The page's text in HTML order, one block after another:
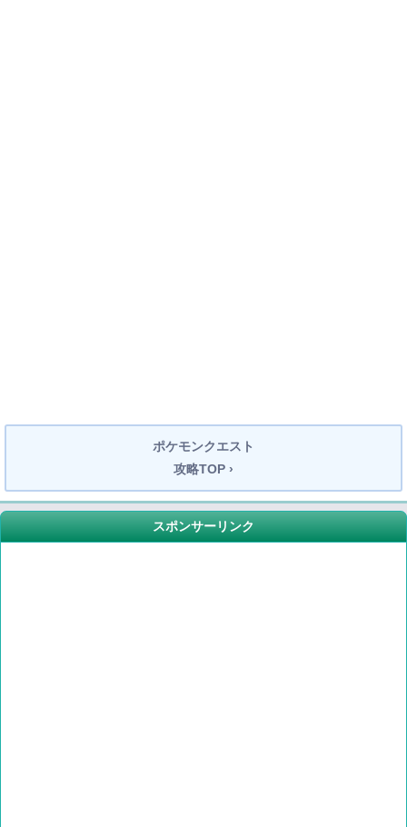
ポケモンクエスト
攻略TOP ›
スポンサーリンク